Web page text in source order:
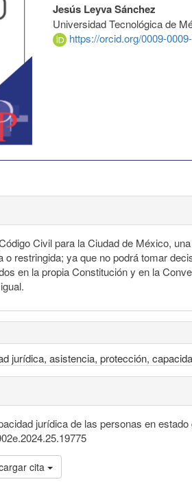
Jesús Leyva Sánchez
Universidad Tecnológica de
https://orcid.org/0009-
Civil para la Ciudad de México,
restringida; ya que no podrá tomar
en la propia Constitución y en la
jurídica, asistencia, protección,
jurídica de las personas en estado
cita